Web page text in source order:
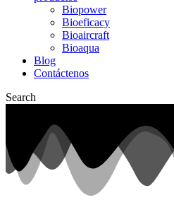
Biopower
Bioeficacy
Bioaircraft
Bioaqua
Blog
Contáctenos
Search